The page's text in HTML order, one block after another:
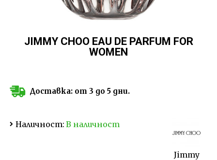
JIMMY CHOO EAU DE PARFUM FOR
WOMEN
Доставка: от 3 до 5 дни.
Наличност: В наличност
Jimmy